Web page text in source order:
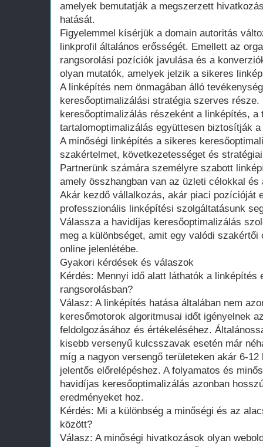
amelyek bemutatják a megszerzett
hatását.
Figyelemmel kísérjük a domain autoritás
linkprofil általános erősségét. Emellett az
rangsorolási pozíciók javulása és a
olyan mutatók, amelyek jelzik a sikeres
A linképítés nem önmagában álló
keresőoptimalizálási stratégia szerves
keresőoptimalizálás részeként a linképítés, a
tartalomoptimalizálás együttesen biztosítják
A minőségi linképítés a sikeres
szakértelmet, következetességet és
Partnerünk számára személyre szabott
amely összhangban van az üzleti célokkal
Akár kezdő vállalkozás, akár piaci pozícióját
professzionális linképítési szolgáltatásunk
Válassza a havidíjas keresőoptimalizálás
meg a különbséget, amit egy valódi
online jelenlétébe.
Gyakori kérdések és válaszok
Kérdés: Mennyi idő alatt láthatók a linképítés
rangsorolásban?
Válasz: A linképítés hatása általában nem
keresőmotorok algoritmusai időt igényelnek
feldolgozásához és értékeléséhez.
kisebb versenyű kulcsszavak esetén már
míg a nagyon versengő területeken akár 6-
jelentős előrelépéshez. A folyamatos és
havidíjas keresőoptimalizálás azonban
eredményeket hoz.
Kérdés: Mi a különbség a minőségi és az
között?
Válasz: A minőségi hivatkozások olyan